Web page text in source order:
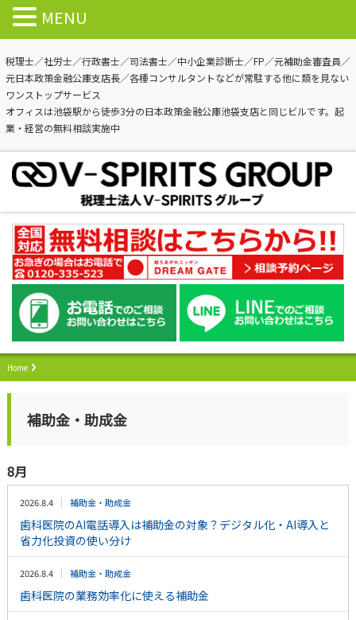
税理士／社労士／行政書士／司法書士／中小企業診断士／FP／元補助金審査員／
元日本政策金融公庫支店長／各種コンサルタントなどが常駐する他に類を見ない
ワンストップサービス
オフィスは池袋駅から徒歩3分の日本政策金融公庫池袋支店と同じビルです。起
業・経営の無料相談実施中
Home
補助金・助成金
8月
2026.8.4 補助金・助成金
歯科医院のAI電話導入は補助金の対象？デジタル化・AI導入と
省力化投資の使い分け
2026.8.4 補助金・助成金
歯科医院の業務効率化に使える補助金
MENU